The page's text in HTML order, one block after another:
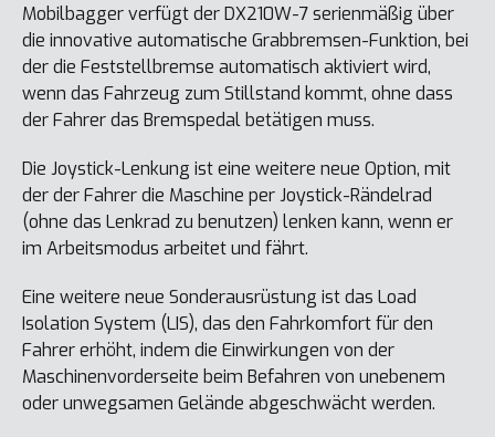
Mobilbagger verfügt der DX210W-7 serienmäßig über
die innovative automatische Grabbremsen-Funktion, bei
der die Feststellbremse automatisch aktiviert wird,
wenn das Fahrzeug zum Stillstand kommt, ohne dass
der Fahrer das Bremspedal betätigen muss.
Die Joystick-Lenkung ist eine weitere neue Option, mit
der der Fahrer die Maschine per Joystick-Rändelrad
(ohne das Lenkrad zu benutzen) lenken kann, wenn er
im Arbeitsmodus arbeitet und fährt.
Eine weitere neue Sonderausrüstung ist das Load
Isolation System (LIS), das den Fahrkomfort für den
Fahrer erhöht, indem die Einwirkungen von der
Maschinenvorderseite beim Befahren von unebenem
oder unwegsamen Gelände abgeschwächt werden.